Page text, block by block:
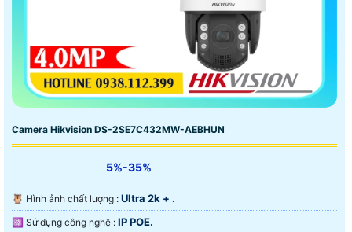
Camera Hikvision DS-2SE7C432MW-AEBHUN
5%-35%
🦉 Hình ảnh chất lượng : Ultra 2k + .
⚛️ Sử dụng công nghệ : IP POE.